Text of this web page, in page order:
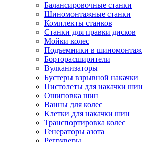
Балансировочные станки
Шиномонтажные станки
Комплекты станков
Станки для правки дисков
Мойки колес
Подъемники в шиномонтаж
Борторасширители
Вулканизаторы
Бустеры взрывной накачки
Пистолеты для накачки шин
Ошиповка шин
Ванны для колес
Клетки для накачки шин
Транспортировка колес
Генераторы азота